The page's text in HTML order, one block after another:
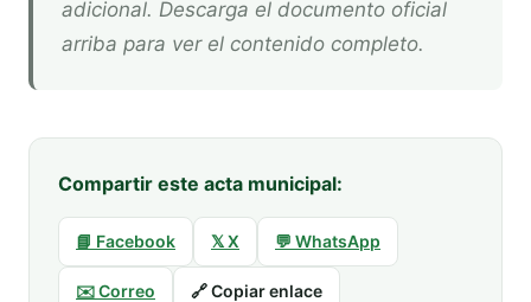
adicional. Descarga el documento oficial
arriba para ver el contenido completo.
Compartir este acta municipal:
📘 Facebook 𝕏 X 💬 WhatsApp
✉️ Correo 🔗 Copiar enlace